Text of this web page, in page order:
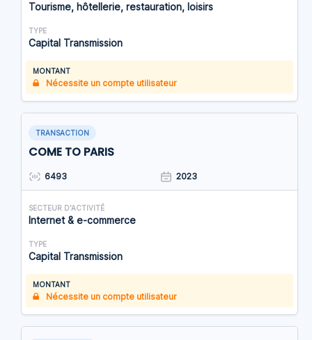
Tourisme, hôtellerie, restauration, loisirs
TYPE
Capital Transmission
MONTANT
Nécessite un compte utilisateur
TRANSACTION
COME TO PARIS
6493 2023
SECTEUR D'ACTIVITÉ
Internet & e-commerce
TYPE
Capital Transmission
MONTANT
Nécessite un compte utilisateur